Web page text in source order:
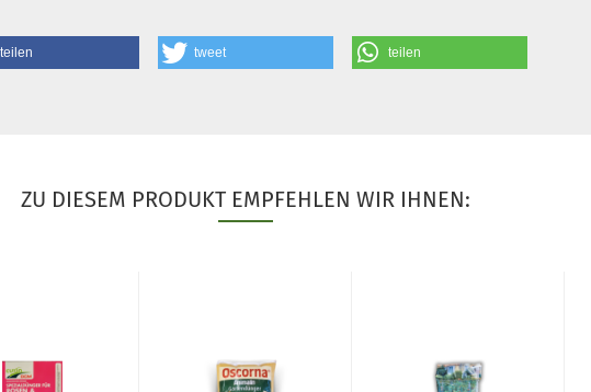
teilen tweet teilen
ZU DIESEM PRODUKT EMPFEHLEN WIR IHNEN: